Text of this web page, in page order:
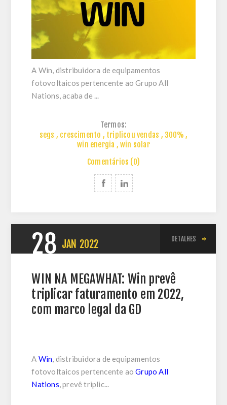
A Win, distribuidora de equipamentos
fotovoltaicos pertencente aoGrupo All
Nations, acaba de ...
Termos:
segs , crescimento , triplicou vendas , 300% ,
win energia , win solar
Comentários (0)
28 JAN 2022 DETALHES
WIN NA MEGAWHAT: Win prevê
triplicar faturamento em 2022,
com marco legal da GD
A Win, distribuidora de equipamentos
fotovoltaicos pertencente aoGrupo All
Nations, prevê triplic...